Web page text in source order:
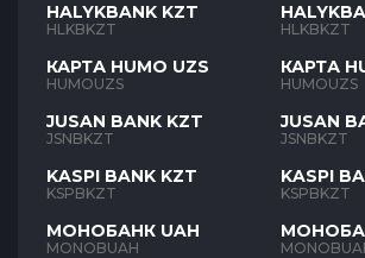
HALYKBANK KZT
HLKBKZT
КАРТА HUMO UZS
HUMOUZS
JUSAN BANK KZT
JSNBKZT
KASPI BANK KZT
KSPBKZT
МОНОБАНК UAH
MONOBUAH
HLKBKZT
КАРТА
HUMOUZS
JUSAN
JSNBKZT
KASPI
KSPBKZT